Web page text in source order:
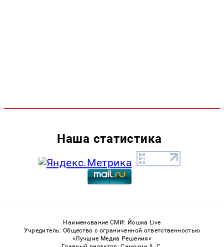
Наша статистика
Наименование СМИ: Йошка Live
Учредитель: Общество с ограниченной ответственностью
«Лучшие Медиа Решения»